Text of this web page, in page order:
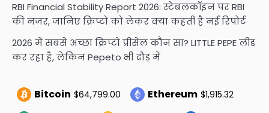
RBI Financial Stability Report 2026: स्टेबलकॉइन पर RBI
की नजर, जानिए क्रिप्टो को लेकर क्या कहती है नई रिपोर्ट
2026 में सबसे अच्छा क्रिप्टो प्रीसेल कौन सा? LITTLE PEPE लीड
कर रहा है, लेकिन Pepeto भी दौड़ में
Bitcoin $64,799.00 Ethereum $1,915.32